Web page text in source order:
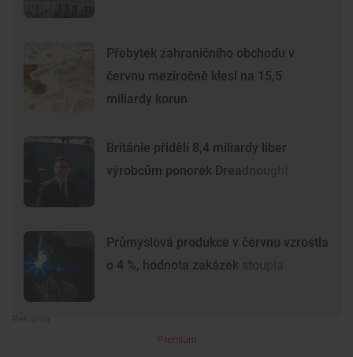
Přebytek zahraničního obchodu v
červnu meziročně klesl na 15,5
miliardy korun
Británie přidělí 8,4 miliardy liber
výrobcům ponorek Dreadnought
Průmyslová produkce v červnu vzrostla
o 4 %, hodnota zakázek stoupla
Premium